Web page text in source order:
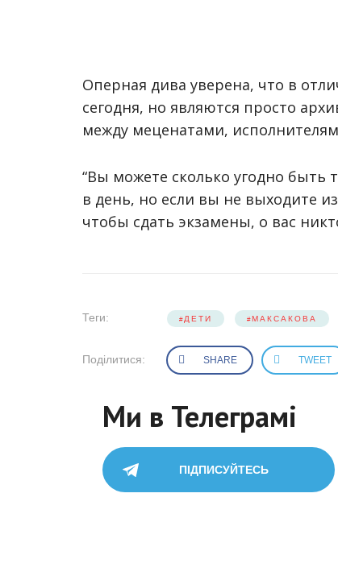
Оперная дива уверена, что в
сегодня, но являются просто
между меценатами,
“Вы можете сколько угодно
в день, но если вы не выходите
чтобы сдать экзамены, о вас
Теги: ДЕТИ МАКСАКОВА
Поділитися: SHARE TWEET
Ми в Телеграмі
ПІДПИСУЙТЕСЬ